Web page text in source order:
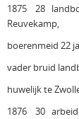
1875 28
Reuvekamp,
boerenmeid 22
vader bruid
huwelijk te
1876 30